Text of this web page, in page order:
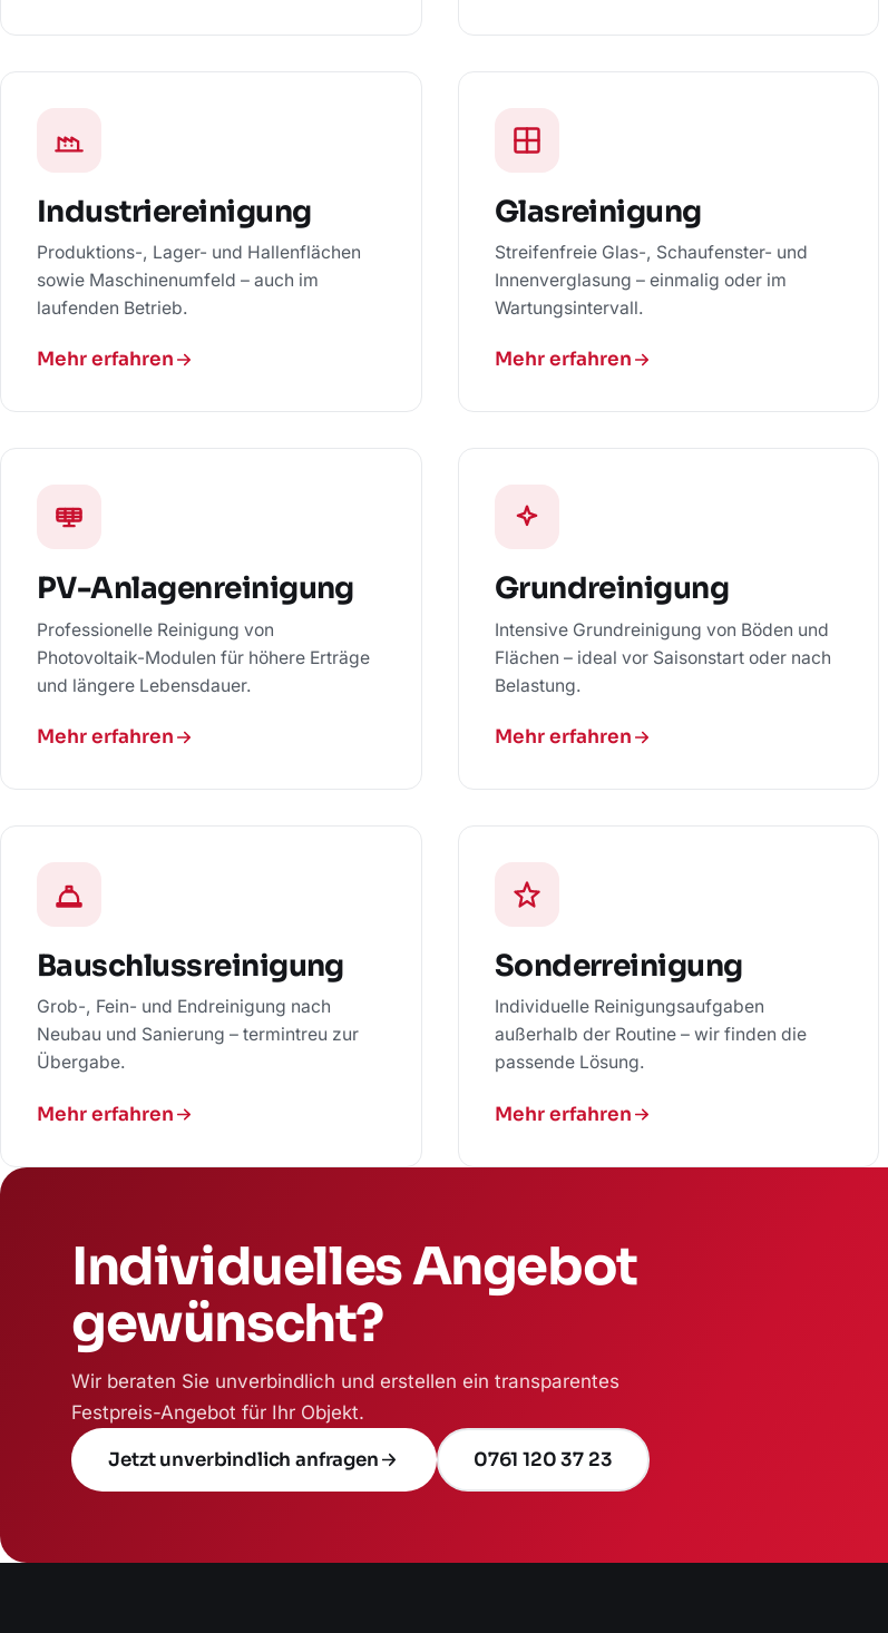
Industriereinigung
Produktions-, Lager- und Hallenflächen
sowie Maschinenumfeld – auch im
laufenden Betrieb.
Mehr erfahren
Glasreinigung
Streifenfreie Glas-, Schaufenster- und
Innenverglasung – einmalig oder im
Wartungsintervall.
Mehr erfahren
PV-Anlagenreinigung
Professionelle Reinigung von
Photovoltaik-Modulen für höhere Erträge
und längere Lebensdauer.
Mehr erfahren
Grundreinigung
Intensive Grundreinigung von Böden und
Flächen – ideal vor Saisonstart oder nach
Belastung.
Mehr erfahren
Bauschlussreinigung
Grob-, Fein- und Endreinigung nach
Neubau und Sanierung – termintreu zur
Übergabe.
Mehr erfahren
Sonderreinigung
Individuelle Reinigungsaufgaben
außerhalb der Routine – wir finden die
passende Lösung.
Mehr erfahren
Individuelles Angebot
gewünscht?
Wir beraten Sie unverbindlich und erstellen ein transparentes
Festpreis-Angebot für Ihr Objekt.
Jetzt unverbindlich anfragen 0761 120 37 23